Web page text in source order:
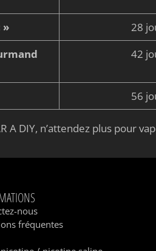
» 28
42
56
A DIY, n’attendez plus pour
nous
fréquentes